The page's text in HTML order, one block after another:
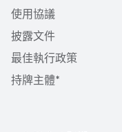
使用協議
披露文件
最佳執行政策
持牌主體*